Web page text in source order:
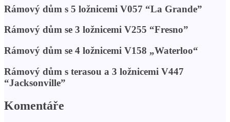
Rámový dům s 5 ložnicemi V057 “La Grande”
Rámový dům se 3 ložnicemi V255 “Fresno”
Rámový dům se 4 ložnicemi V158 „Waterloo“
Rámový dům s terasou a 3 ložnicemi V447
“Jacksonville”
Komentáře